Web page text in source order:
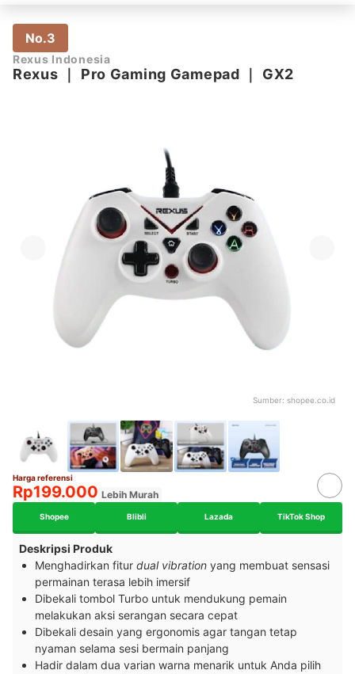
No.3
Rexus Indonesia
Rexus Pro Gaming Gamepad GX2
Sumber: shopee.co.id
Harga referensi
Rp199.000 Lebih Murah
Shopee Blibli Lazada TikTok Shop
Deskripsi Produk
Menghadirkan fitur dual vibration yang membuat sensasi
permainan terasa lebih imersif
Dibekali tombol Turbo untuk mendukung pemain
melakukan aksi serangan secara cepat
Dibekali desain yang ergonomis agar tangan tetap
nyaman selama sesi bermain panjang
Hadir dalam dua varian warna menarik untuk Anda pilih